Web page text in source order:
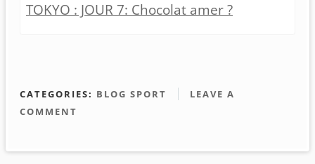
TOKYO : JOUR 7: Chocolat amer ?
CATEGORIES: BLOG SPORT
LEAVE A
COMMENT